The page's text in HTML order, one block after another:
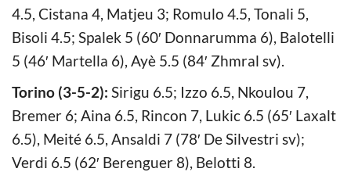
4.5, Cistana 4, Matjeu 3; Romulo 4.5, Tonali 5,
Bisoli 4.5; Spalek 5 (60′ Donnarumma 6), Balotelli
5 (46′ Martella 6), Ayè 5.5 (84′ Zhmral sv).
Torino (3-5-2): Sirigu 6.5; Izzo 6.5, Nkoulou 7,
Bremer 6; Aina 6.5, Rincon 7, Lukic 6.5 (65′ Laxalt
6.5), Meité 6.5, Ansaldi 7 (78′ De Silvestri sv);
Verdi 6.5 (62′ Berenguer 8), Belotti 8.